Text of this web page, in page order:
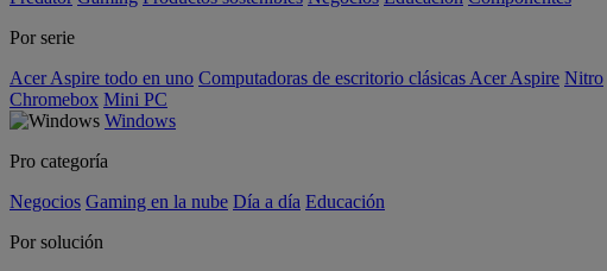
Por serie
Acer Aspire todo en uno Computadoras de escritorio clásicas Acer Aspire Nitro
Chromebox Mini PC
Windows
Pro categoría
Negocios Gaming en la nube Día a día Educación
Por solución